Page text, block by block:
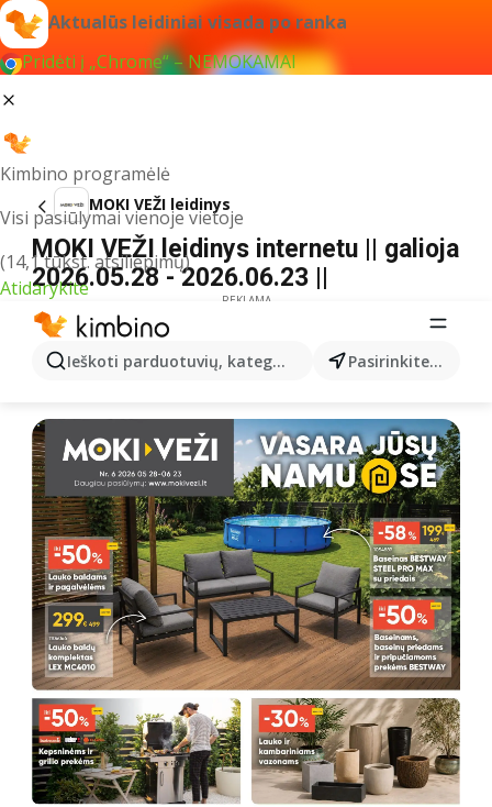
Aktualūs leidiniai visada po ranka
Pridėti į „Chrome“ – NEMOKAMAI
Kimbino programėlė
Visi pasiūlymai vienoje vietoje
(14,1 tūkst. atsiliepimų)
Atidarykite
Ieškoti parduotuvių, kategorijų, produktų... Pasirinkite miestą
MOKI VEŽI leidinys
MOKI VEŽI leidinys internetu || galioja
2026.05.28 - 2026.06.23 ||
REKLAMA